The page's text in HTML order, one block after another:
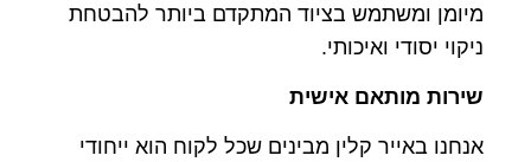
מיומן ומשתמש בציוד המתקדם ביותר להבטחת
ניקוי יסודי ואיכותי.
שירות מותאם אישית
אנחנו באייר קלין מבינים שכל לקוח הוא ייחודי